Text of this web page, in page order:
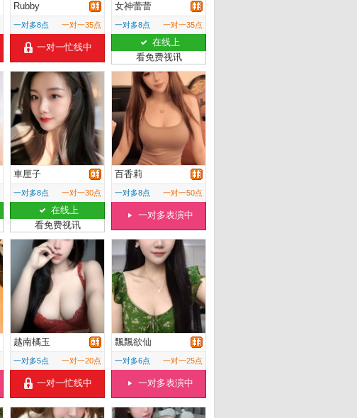
Rubby
一对多8点 一对一35点
一对一忙线中
女神蕾蕾
一对多8点 一对一35点
在线上
看免费视讯
車厘子
一对多8点 一对一30点
在线上
看免费视讯
百香莉
一对多8点 一对一50点
一对多表演中
越南橘玉
一对多5点 一对一20点
一对一忙线中
飄飄欲仙
一对多6点 一对一25点
一对多表演中